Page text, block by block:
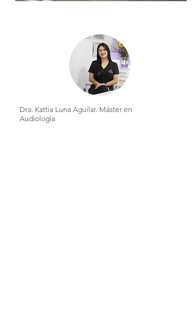
Dra. Kattia Luna Aguilar. Máster en
Audiología